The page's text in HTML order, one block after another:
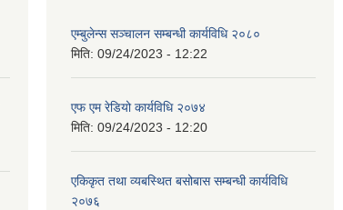
एम्बुलेन्स सञ्चालन सम्बन्धी कार्यविधि २०८०
मिति: 09/24/2023 - 12:22
एफ एम रेडियो कार्यविधि २०७४
मिति: 09/24/2023 - 12:20
एकिकृत तथा व्यबस्थित बसोबास सम्बन्धी कार्यविधि
२०७६